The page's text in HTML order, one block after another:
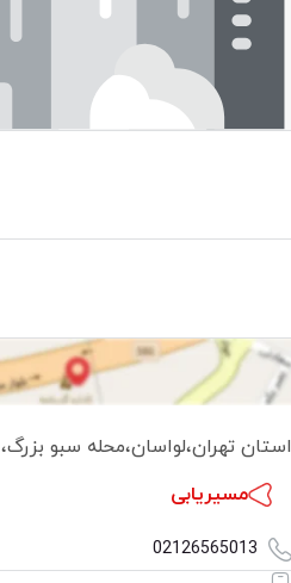
استان تهران،لواسان،محله سبو بزرگ،
مسیریابی
02126565013